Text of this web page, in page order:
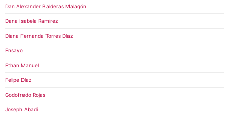
Dan Alexander Balderas Malagón
Dana Isabela Ramírez
Diana Fernanda Torres Díaz
Ensayo
Ethan Manuel
Felipe Díaz
Godofredo Rojas
Joseph Abadi